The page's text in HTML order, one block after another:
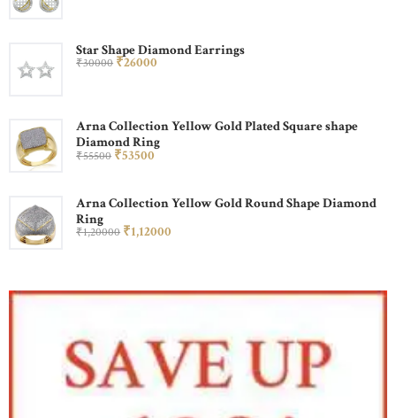
Star Shape Diamond Earrings
₹30000 ₹26000
Arna Collection Yellow Gold Plated Square shape
Diamond Ring
₹55500 ₹53500
Arna Collection Yellow Gold Round Shape Diamond
Ring
₹1,20000 ₹1,12000